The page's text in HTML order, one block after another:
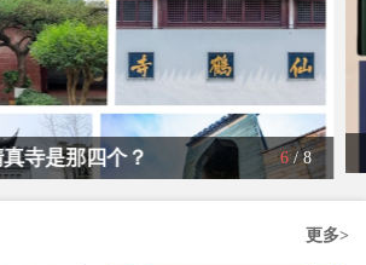
秀传统文化浸润我国伊斯
中国化实践之路
6/8
更多>